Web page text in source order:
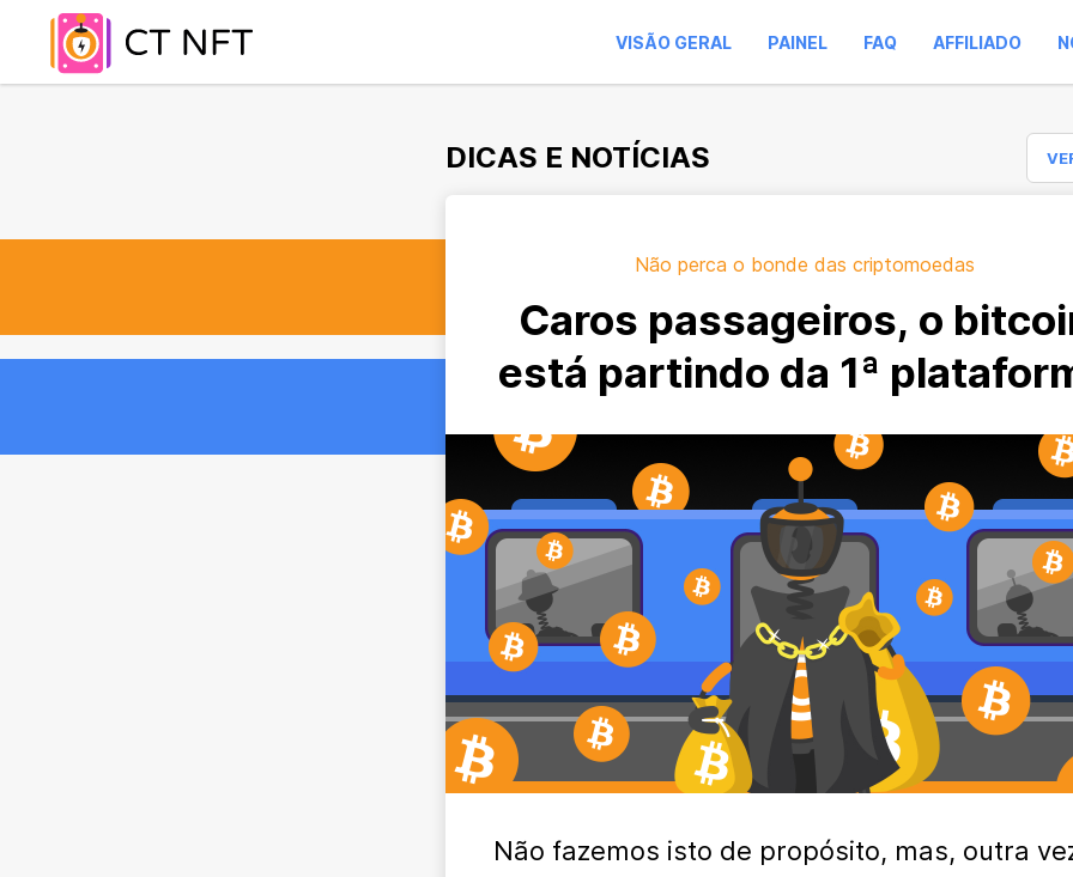
VISÃO GERAL PAINEL FAQ AFFILIADO
DICAS E NOTÍCIAS
Não perca o bonde das criptomoedas
Caros passageiros, o
está partindo da 1ª
Não fazemos isto de propósito, mas, outra